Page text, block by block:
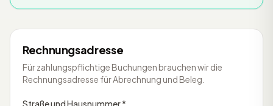
Rechnungsadresse
Für zahlungspflichtige Buchungen brauchen wir die
Rechnungsadresse für Abrechnung und Beleg.
Straße und Hausnummer *